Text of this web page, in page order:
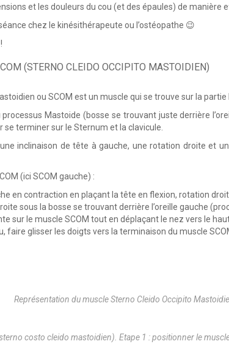
et les douleurs du cou (et des épaules) de manière
chez le kinésithérapeute ou l’ostéopathe 😉
(STERNO CLEIDO OCCIPITO MASTOIDIEN)
ou SCOM est un muscle qui se trouve sur la
processus Mastoide (bosse se trouvant juste derrière
se terminer sur le Sternum et la clavicule.
inclinaison de tête à gauche, une rotation droite et
(ici SCOM gauche) :
en contraction en plaçant la tête en flexion, rotation
sous la bosse se trouvant derrière l’oreille gauche
sur le muscle SCOM tout en déplaçant le nez vers le
faire glisser les doigts vers la terminaison du muscle
Représentation du muscle Sterno Cleido Occipito
costo cleido mastoidien). Etape 1 : positionner le